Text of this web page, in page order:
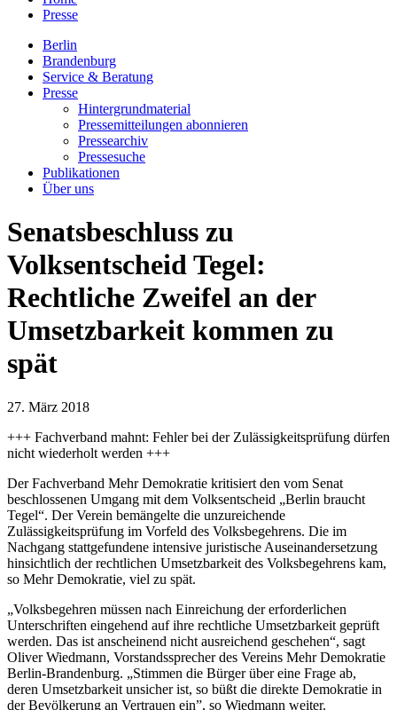
Presse
Berlin
Brandenburg
Service & Beratung
Presse
Hintergrundmaterial
Pressemitteilungen abonnieren
Pressearchiv
Pressesuche
Publikationen
Über uns
Senatsbeschluss zu
Volksentscheid Tegel:
Rechtliche Zweifel an der
Umsetzbarkeit kommen zu
spät
27. März 2018
+++ Fachverband mahnt: Fehler bei der Zulässigkeitsprüfung dürfen
nicht wiederholt werden +++
Der Fachverband Mehr Demokratie kritisiert den vom Senat
beschlossenen Umgang mit dem Volksentscheid „Berlin braucht
Tegel“. Der Verein bemängelte die unzureichende
Zulässigkeitsprüfung im Vorfeld des Volksbegehrens. Die im
Nachgang stattgefundene intensive juristische Auseinandersetzung
hinsichtlich der rechtlichen Umsetzbarkeit des Volksbegehrens kam,
so Mehr Demokratie, viel zu spät.
„Volksbegehren müssen nach Einreichung der erforderlichen
Unterschriften eingehend auf ihre rechtliche Umsetzbarkeit geprüft
werden. Das ist anscheinend nicht ausreichend geschehen“, sagt
Oliver Wiedmann, Vorstandssprecher des Vereins Mehr Demokratie
Berlin-Brandenburg. „Stimmen die Bürger über eine Frage ab,
deren Umsetzbarkeit unsicher ist, so büßt die direkte Demokratie in
der Bevölkerung an Vertrauen ein”, so Wiedmann weiter.